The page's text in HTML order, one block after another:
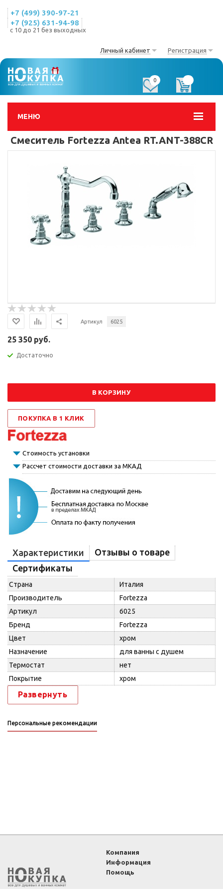
+7 (499) 390-97-21
+7 (925) 631-94-98
с 10 до 21 без выходных
Личный кабинет Регистрация
МЕНЮ
0
Смеситель Fortezza Antea RT.ANT-388CR
Артикул 6025
25 350 руб.
Достаточно
В КОРЗИНУ
ПОКУПКА В 1 КЛИК
Стоимость установки
Рассчет стоимости доставки за МКАД
Характеристики
Отзывы о товаре
Сертификаты
Страна
Италия
Производитель
Fortezza
Артикул
6025
Бренд
Fortezza
Цвет
хром
Назначение
для ванны с душем
Термостат
нет
Покрытие
хром
Развернуть
Персональные рекомендации
Компания
Информация
Помощь